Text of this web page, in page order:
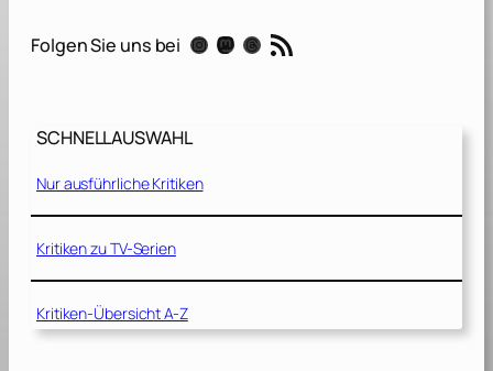
d
t
e
i
n
f
a
Folgen Sie uns bei Instagram Mastodon Threads RSS-Feed
SCHNELLAUSWAHL
Nur ausführliche Kritiken
Kritiken zu TV-Serien
Kritiken-Übersicht A-Z